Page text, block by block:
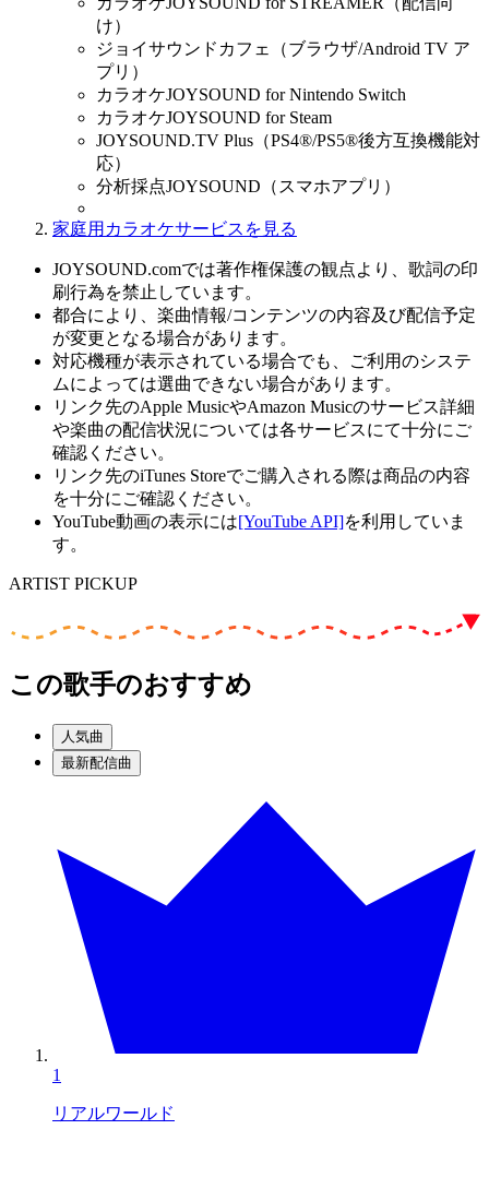
け）
ジョイサウンドカフェ（ブラウザ/Android TV ア
プリ）
カラオケJOYSOUND for Nintendo Switch
カラオケJOYSOUND for Steam
JOYSOUND.TV Plus（PS4®/PS5®後方互換機能対
応）
分析採点JOYSOUND（スマホアプリ）
家庭用カラオケサービスを見る
JOYSOUND.comでは著作権保護の観点より、歌詞の印
刷行為を禁止しています。
都合により、楽曲情報/コンテンツの内容及び配信予定
が変更となる場合があります。
対応機種が表示されている場合でも、ご利用のシステ
ムによっては選曲できない場合があります。
リンク先のApple MusicやAmazon Musicのサービス詳細
や楽曲の配信状況については各サービスにて十分にご
確認ください。
リンク先のiTunes Storeでご購入される際は商品の内容
を十分にご確認ください。
YouTube動画の表示には[YouTube API]を利用していま
す。
ARTIST PICKUP
この歌手のおすすめ
人気曲
最新配信曲
1
リアルワールド